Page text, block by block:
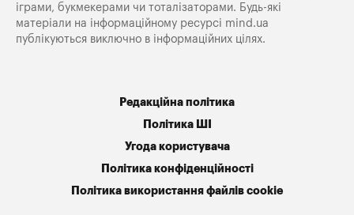
іграми, букмекерами чи тоталізаторами. Будь-які
матеріали на інформаційному ресурсі mind.ua
публікуються виключно в інформаційних цілях.
Редакційна політика
Політика ШІ
Угода користувача
Політика конфіденційності
Політика використання файлів cookie